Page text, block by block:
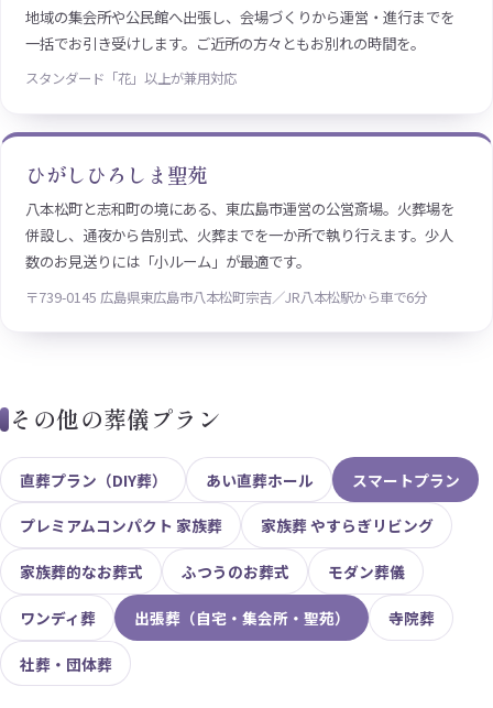
地域の集会所や公民館へ出張し、会場づくりから運営・進行までを
一括でお引き受けします。ご近所の方々ともお別れの時間を。
スタンダード「花」以上が兼用対応
ひがしひろしま聖苑
八本松町と志和町の境にある、東広島市運営の公営斎場。火葬場を
併設し、通夜から告別式、火葬までを一か所で執り行えます。少人
数のお見送りには「小ルーム」が最適です。
〒739-0145 広島県東広島市八本松町宗吉／JR八本松駅から車で6分
その他の葬儀プラン
直葬プラン（DIY葬） あい直葬ホール スマートプラン
プレミアムコンパクト 家族葬 家族葬 やすらぎリビング
家族葬的なお葬式 ふつうのお葬式 モダン葬儀
ワンディ葬 出張葬（自宅・集会所・聖苑） 寺院葬
社葬・団体葬